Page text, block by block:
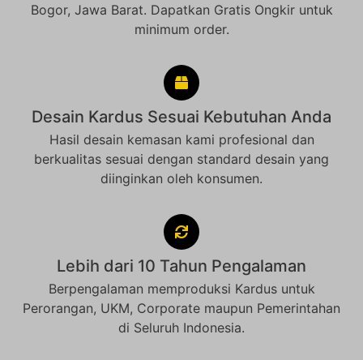
Bogor, Jawa Barat. Dapatkan Gratis Ongkir untuk
minimum order.
Desain Kardus Sesuai Kebutuhan Anda
Hasil desain kemasan kami profesional dan
berkualitas sesuai dengan standard desain yang
diinginkan oleh konsumen.
Lebih dari 10 Tahun Pengalaman
Berpengalaman memproduksi Kardus untuk
Perorangan, UKM, Corporate maupun Pemerintahan
di Seluruh Indonesia.